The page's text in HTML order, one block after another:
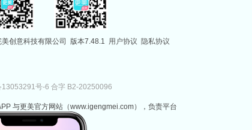
创意科技有限公司 版本7.48.1 用户协议 隐私协议
13053291号-6 合字 B2-20250096
与更美官方网站（www.igengmei.com），负责平台